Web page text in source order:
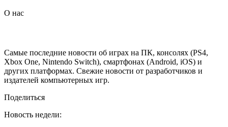
О нас
Самые последние новости об играх на ПК, консолях (PS4,
Xbox One, Nintendo Switch), смартфонах (Android, iOS) и
других платформах. Свежие новости от разработчиков и
издателей компьютерных игр.
Поделиться
Новость недели: